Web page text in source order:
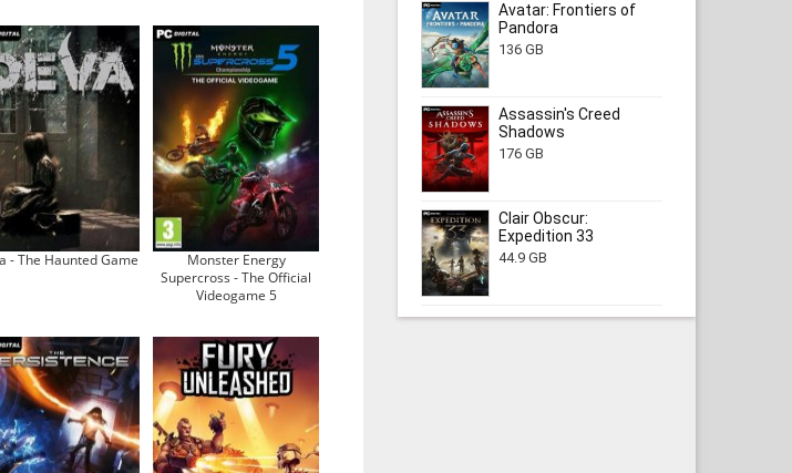
- The Haunted Game
Monster Energy
Supercross - The Official
Videogame 5
Avatar: Frontiers of
Pandora
136 GB
Assassin's Creed
Shadows
176 GB
Clair Obscur:
Expedition 33
44.9 GB